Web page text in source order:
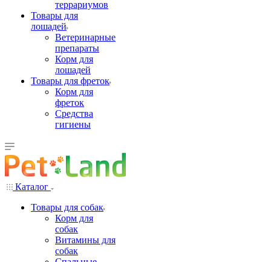
террариумов
Товары для
лошадей
Ветеринарные
препараты
Корм для
лошадей
Товары для фреток
Корм для
фреток
Средства
гигиены
Каталог
Товары для собак
Корм для
собак
Витамины для
собак